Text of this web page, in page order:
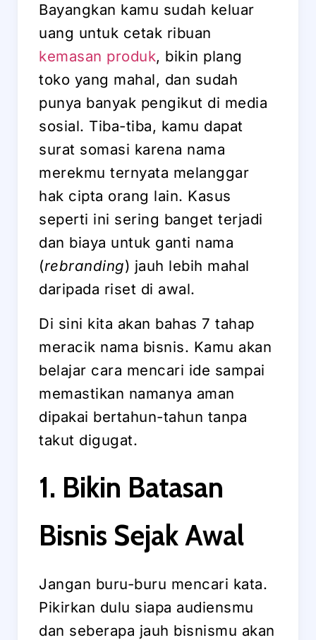
Bayangkan kamu sudah keluar
uang untuk cetak ribuan
kemasan produk, bikin plang
toko yang mahal, dan sudah
punya banyak pengikut di media
sosial. Tiba-tiba, kamu dapat
surat somasi karena nama
merekmu ternyata melanggar
hak cipta orang lain. Kasus
seperti ini sering banget terjadi
dan biaya untuk ganti nama
(rebranding) jauh lebih mahal
daripada riset di awal.
Di sini kita akan bahas 7 tahap
meracik nama bisnis. Kamu akan
belajar cara mencari ide sampai
memastikan namanya aman
dipakai bertahun-tahun tanpa
takut digugat.
1. Bikin Batasan
Bisnis Sejak Awal
Jangan buru-buru mencari kata.
Pikirkan dulu siapa audiensmu
dan seberapa jauh bisnismu akan